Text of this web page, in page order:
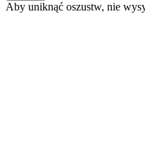
Aby uniknąć oszustw, nie